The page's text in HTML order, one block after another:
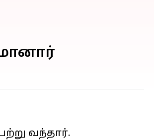
வந்தார்.